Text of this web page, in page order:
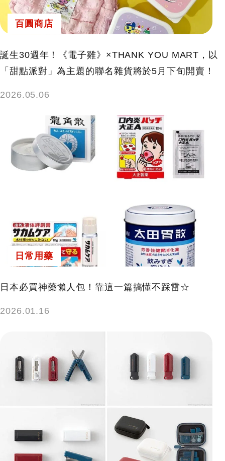
百圓商店
誕生30週年！《電子雞》×THANK YOU MART，以
「甜點派對」為主題的聯名雜貨將於5月下旬開賣！
2026.05.06
日常用藥
日本必買神藥懶人包！靠這一篇搞懂不踩雷☆
2026.01.16